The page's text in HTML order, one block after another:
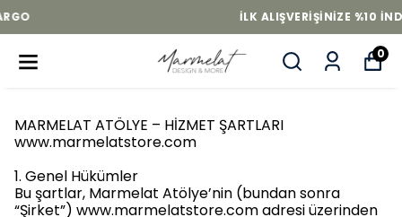
İLK ALIŞVERIŞINIZE %10 INDIRIM
0
MARMELAT ATÖLYE – HİZMET ŞARTLARI
www.marmelatstore.com
1. Genel Hükümler
Bu şartlar, Marmelat Atölye’nin (bundan sonra
“Şirket”) www.marmelatstore.com adresi üzerinden